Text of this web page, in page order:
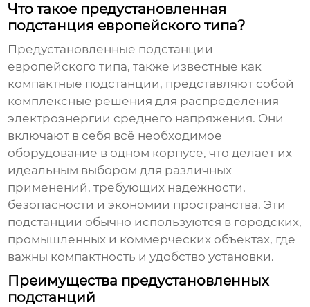
Что такое предустановленная
подстанция европейского типа?
Предустановленные подстанции
европейского типа, также известные как
компактные подстанции, представляют собой
комплексные решения для распределения
электроэнергии среднего напряжения. Они
включают в себя всё необходимое
оборудование в одном корпусе, что делает их
идеальным выбором для различных
применений, требующих надежности,
безопасности и экономии пространства. Эти
подстанции обычно используются в городских,
промышленных и коммерческих объектах, где
важны компактность и удобство установки.
Преимущества предустановленных
подстанций